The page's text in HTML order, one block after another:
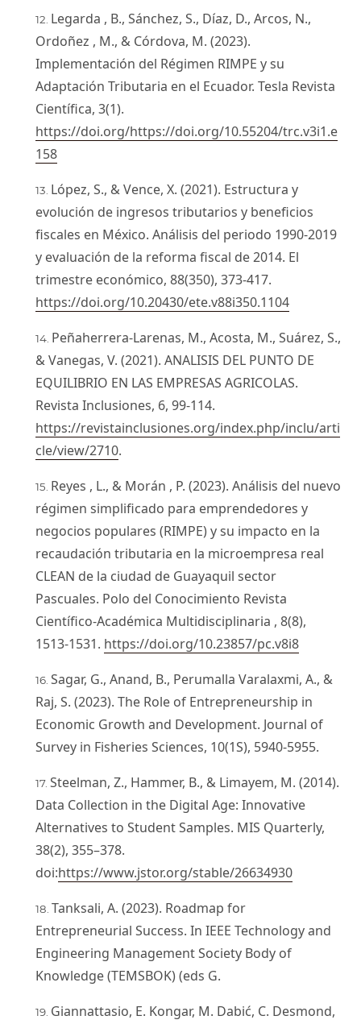
Legarda , B., Sánchez, S., Díaz, D., Arcos, N.,
Ordoñez , M., & Córdova, M. (2023).
Implementación del Régimen RIMPE y su
Adaptación Tributaria en el Ecuador. Tesla Revista
Científica, 3(1).
https://doi.org/https://doi.org/10.55204/trc.v3i1.e
158
López, S., & Vence, X. (2021). Estructura y
evolución de ingresos tributarios y beneficios
fiscales en México. Análisis del periodo 1990-2019
y evaluación de la reforma fiscal de 2014. El
trimestre económico, 88(350), 373-417.
https://doi.org/10.20430/ete.v88i350.1104
Peñaherrera-Larenas, M., Acosta, M., Suárez, S.,
& Vanegas, V. (2021). ANALISIS DEL PUNTO DE
EQUILIBRIO EN LAS EMPRESAS AGRICOLAS.
Revista Inclusiones, 6, 99-114.
https://revistainclusiones.org/index.php/inclu/arti
cle/view/2710.
Reyes , L., & Morán , P. (2023). Análisis del nuevo
régimen simplificado para emprendedores y
negocios populares (RIMPE) y su impacto en la
recaudación tributaria en la microempresa real
CLEAN de la ciudad de Guayaquil sector
Pascuales. Polo del Conocimiento Revista
Científico-Académica Multidisciplinaria , 8(8),
1513-1531. https://doi.org/10.23857/pc.v8i8
Sagar, G., Anand, B., Perumalla Varalaxmi, A., &
Raj, S. (2023). The Role of Entrepreneurship in
Economic Growth and Development. Journal of
Survey in Fisheries Sciences, 10(1S), 5940-5955.
Steelman, Z., Hammer, B., & Limayem, M. (2014).
Data Collection in the Digital Age: Innovative
Alternatives to Student Samples. MIS Quarterly,
38(2), 355–378.
doi:https://www.jstor.org/stable/26634930
Tanksali, A. (2023). Roadmap for
Entrepreneurial Success. In IEEE Technology and
Engineering Management Society Body of
Knowledge (TEMSBOK) (eds G.
Giannattasio, E. Kongar, M. Dabić, C. Desmond,